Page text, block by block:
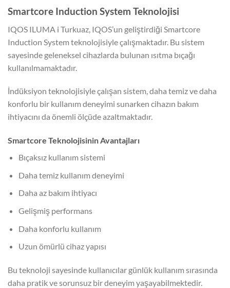
Smartcore Induction System Teknolojisi
IQOS ILUMA i Turkuaz, IQOS’un geliştirdiği Smartcore
Induction System teknolojisiyle çalışmaktadır. Bu sistem
sayesinde geleneksel cihazlarda bulunan ısıtma bıçağı
kullanılmamaktadır.
İndüksiyon teknolojisiyle çalışan sistem, daha temiz ve daha
konforlu bir kullanım deneyimi sunarken cihazın bakım
ihtiyacını da önemli ölçüde azaltmaktadır.
Smartcore Teknolojisinin Avantajları
Bıçaksız kullanım sistemi
Daha temiz kullanım deneyimi
Daha az bakım ihtiyacı
Gelişmiş performans
Daha konforlu kullanım
Uzun ömürlü cihaz yapısı
Bu teknoloji sayesinde kullanıcılar günlük kullanım sırasında
daha pratik ve sorunsuz bir deneyim yaşayabilmektedir.